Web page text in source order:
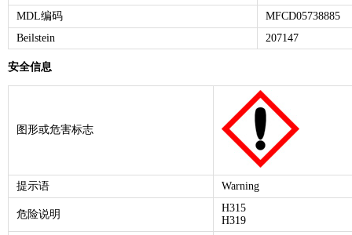
MDL编码
MFCD05738885
Beilstein
207147
安全信息
图形或危害标志
提示语 Warning
危险说明
H315
H319